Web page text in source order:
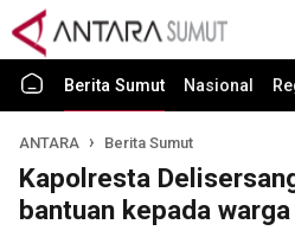
Berita Sumut Nasional
ANTARA Berita Sumut
Kapolresta
bantuan kepada